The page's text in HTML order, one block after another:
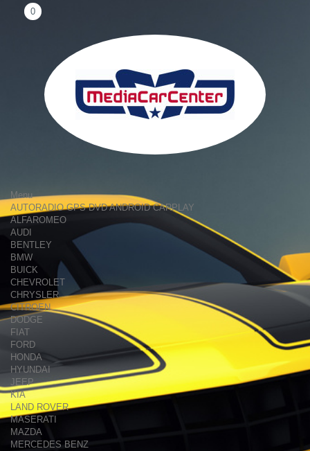
Menu
AUTORADIO GPS DVD ANDROID CARPLAY
ALFAROMEO
AUDI
BENTLEY
BMW
BUICK
CHEVROLET
CHRYSLER
CITROEN
DODGE
FIAT
FORD
HONDA
HYUNDAI
JEEP
KIA
LAND ROVER
MASERATI
MAZDA
MERCEDES BENZ
0